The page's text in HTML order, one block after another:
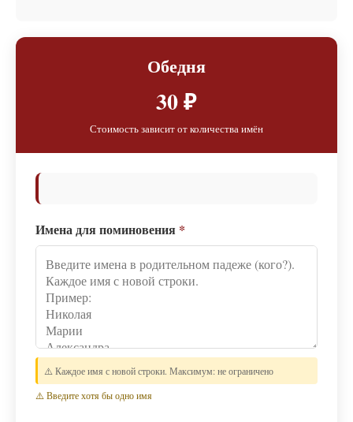
Обедня
30 ₽
Стоимость зависит от количества имён
Имена для поминовения *
⚠️ Каждое имя с новой строки. Максимум: не ограничено
⚠️ Введите хотя бы одно имя